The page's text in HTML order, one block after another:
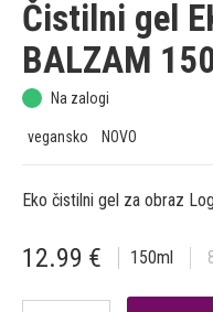
Čistilni gel
BALZAM
Na zalogi
vegansko NOVO
Eko čistilni gel za obraz
12.99 € 150ml